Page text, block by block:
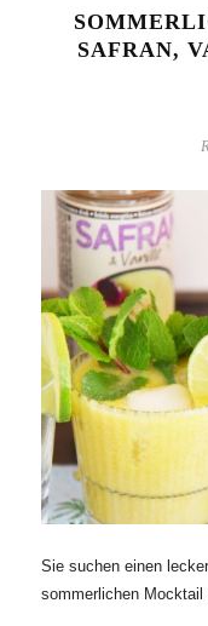
SAFRAN,
Sie suchen einen
sommerlichen Mocktail